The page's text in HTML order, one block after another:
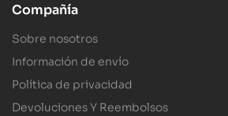
Compañía
Sobre nosotros
Información de envío
Política de privacidad
Devoluciones Y Reembolsos